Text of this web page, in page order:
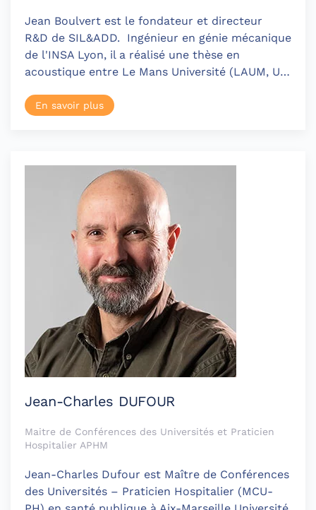
Jean Boulvert est le fondateur et directeur
R&D de SIL&ADD. Ingénieur en génie mécanique
de l'INSA Lyon, il a réalisé une thèse en
acoustique entre Le Mans Université (LAUM, U…
En savoir plus
Jean-Charles DUFOUR
Maitre de Conférences des Universités et Praticien
Hospitalier APHM
Jean-Charles Dufour est Maître de Conférences
des Universités – Praticien Hospitalier (MCU-